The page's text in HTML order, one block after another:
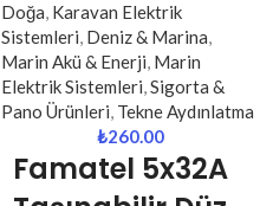
Özellikle buat içi dağıtım
noktalarında düzenli ve güvenli
bağlantılar oluşturmak için ideal
bir çözümdür.
Kompakt yapısı ile dar alanlarda
kolay kullanım sunarken, alev
geciktirici gövdesi ile maksimum
güvenlik sağlar.
Doğa, Karavan Elektrik
Sistemleri, Deniz & Marina,
Marin Akü & Enerji, Marin
Elektrik Sistemleri,Sigorta &
Pano Ürünleri, Tekne Aydınlatma
₺260.00
Famatel 5x32A